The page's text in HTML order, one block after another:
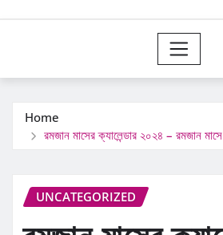
Home
রমজান মাসের ক্যালেন্ডার ২০২৪ – রমজান
UNCATEGORIZED